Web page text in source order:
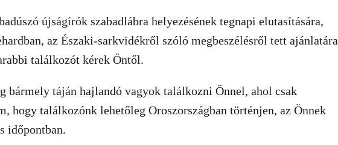
újságírók szabadlábra helyezésének tegnapi elutasítására,
az Északi-sarkvidékről szóló megbeszélésről tett ajánlatára
találkozót kérek Öntől.
bármely táján hajlandó vagyok találkozni Önnel, ahol csak
hogy találkozónk lehetőleg Oroszországban történjen, az Önnek
időpontban.